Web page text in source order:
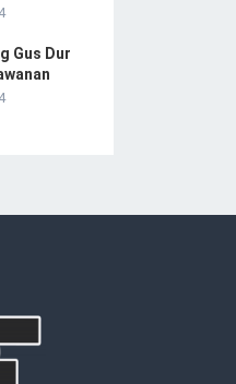
Gus Dur